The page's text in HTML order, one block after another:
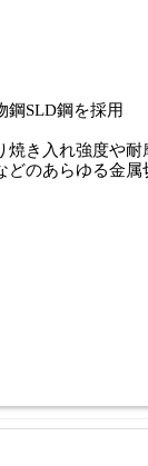
鋼SLD鋼を採用
き入れ強度や耐
どのあらゆる金